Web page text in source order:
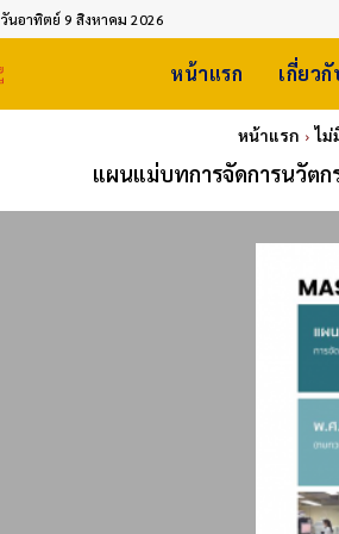
วันอาทิตย์ 9 สิงหาคม 2026
หน้าแรก เกี่ยว
หน้าแรก ไ
แผนแม่บทการจัดการนวัตก